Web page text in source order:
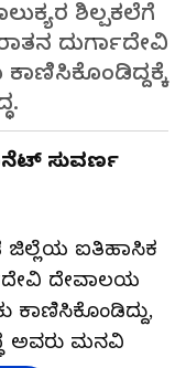
ಶಿಲ್ಪಕಲೆಗೆ
ದುರ್ಗಾದೇವಿ
ಸುವರ್ಣ
ಐತಿಹಾಸಿಕ
ದೇವಾಲಯ
ಕಾಣಿಸಿಕೊಂಡಿದ್ದು,
ಅವರು ಮನವಿ